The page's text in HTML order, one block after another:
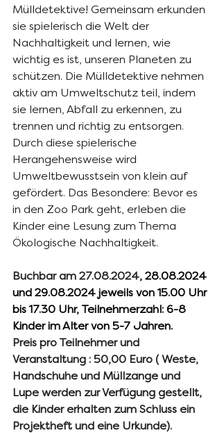
Mülldetektive! Gemeinsam erkunden
sie spielerisch die Welt der
Nachhaltigkeit und lernen, wie
wichtig es ist, unseren Planeten zu
schützen. Die Mülldetektive nehmen
aktiv am Umweltschutz teil, indem
sie lernen, Abfall zu erkennen, zu
trennen und richtig zu entsorgen.
Durch diese spielerische
Herangehensweise wird
Umweltbewusstsein von klein auf
gefördert. Das Besondere: Bevor es
in den Zoo Park geht, erleben die
Kinder eine Lesung zum Thema
Ökologische Nachhaltigkeit.
Buchbar am 27.08.2024, 28.08.2024
und 29.08.2024 jeweils von 15.00 Uhr
bis 17.30 Uhr, Teilnehmerzahl: 6-8
Kinder im Alter von 5-7 Jahren.
Preis pro Teilnehmer und
Veranstaltung : 50,00 Euro ( Weste,
Handschuhe und Müllzange und
Lupe werden zur Verfügung gestellt,
die Kinder erhalten zum Schluss ein
Projektheft und eine Urkunde).